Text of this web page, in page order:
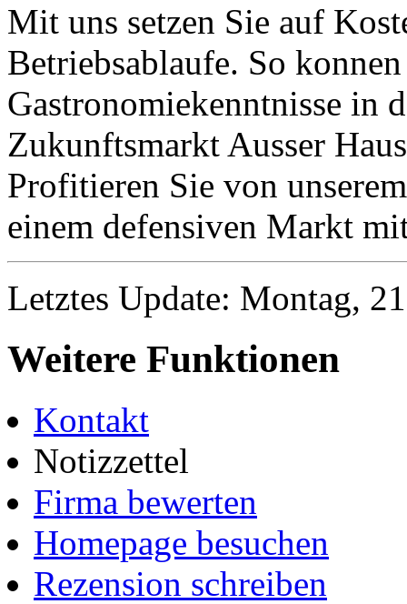
Mit uns setzen Sie auf
Betriebsablaufe. So
Gastronomiekenntnisse in
Zukunftsmarkt Ausser
Profitieren Sie von
einem defensiven Markt
Letztes Update: Montag,
Weitere Funktionen
Kontakt
Notizzettel
Firma bewerten
Homepage besuchen
Rezension schreiben